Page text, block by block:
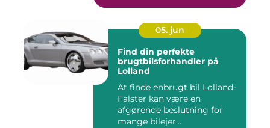
05. jun
Find din perfekte
brugtbilsforhandler på
Lolland
At finde enbrugt bil Lolland-
Falster kan være en
afgørende beslutning for
mange bilejer...